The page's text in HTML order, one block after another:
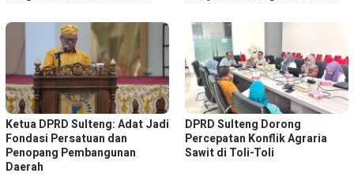
Ketua DPRD Sulteng: Adat Jadi
Fondasi Persatuan dan
Penopang Pembangunan
Daerah
DPRD Sulteng Dorong
Percepatan Konflik Agraria
Sawit di Toli-Toli